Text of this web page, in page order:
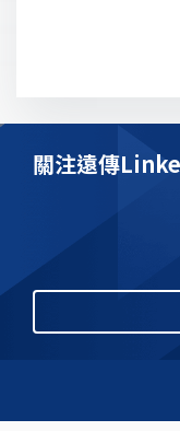
關注遠傳